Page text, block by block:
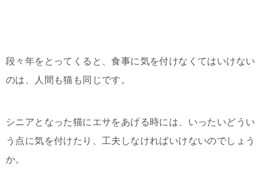
段々年をとってくると、食事に気を付けなくてはいけない
のは、人間も猫も同じです。
シニアとなった猫にエサをあげる時には、いったいどうい
う点に気を付けたり、工夫しなければいけないのでしょう
か。